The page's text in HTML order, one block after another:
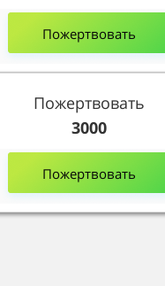
Пожертвовать
Пожертвовать
3000
Пожертвовать